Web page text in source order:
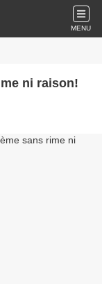
MENU
ni raison!